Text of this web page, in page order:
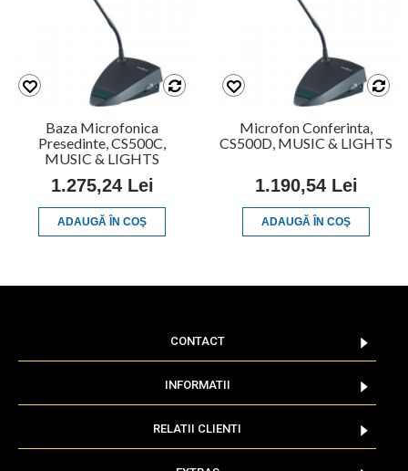
Baza Microfonica
Presedinte, CS500C,
MUSIC & LIGHTS
1.275,24 Lei
ADAUGĂ ÎN COŞ
Microfon Conferinta,
CS500D, MUSIC & LIGHTS
1.190,54 Lei
ADAUGĂ ÎN COŞ
CONTACT
INFORMATII
RELATII CLIENTI